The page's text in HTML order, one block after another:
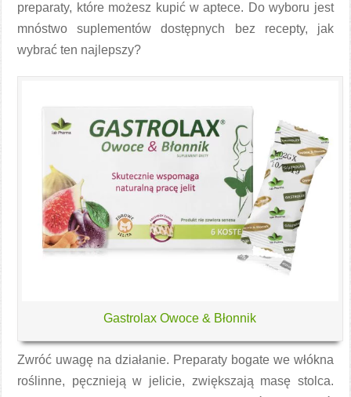
preparaty, które możesz kupić w aptece. Do wyboru jest
mnóstwo suplementów dostępnych bez recepty, jak
wybrać ten najlepszy?
Gastrolax Owoce & Błonnik
Zwróć uwagę na działanie. Preparaty bogate we włókna
roślinne, pęcznieją w jelicie, zwiększają masę stolca.